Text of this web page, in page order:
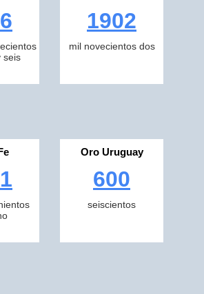
seis
1902
mil novecientos dos
Oro Uruguay
600
seiscientos